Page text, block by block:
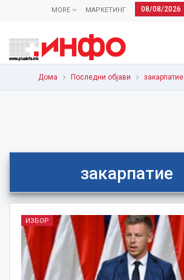
08/08/2026
МАРКЕТИНГ
MORE
Дома Последни објави закарпатие
закарпатие
ИЗБОР